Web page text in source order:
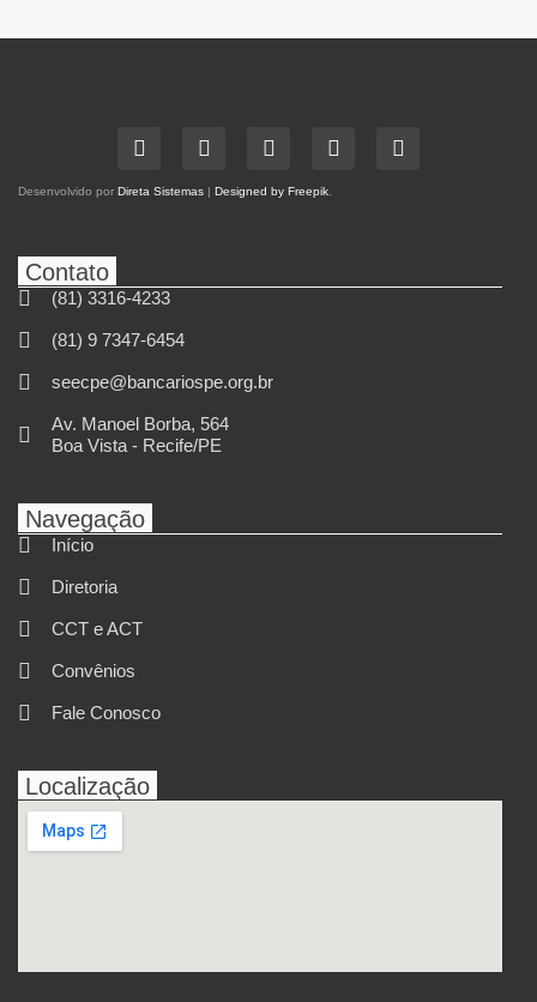
Desenvolvido por Direta Sistemas | Designed by Freepik.
Contato
(81) 3316-4233
(81) 9 7347-6454
seecpe@bancariospe.org.br
Av. Manoel Borba, 564
Boa Vista - Recife/PE
Navegação
Início
Diretoria
CCT e ACT
Convênios
Fale Conosco
Localização